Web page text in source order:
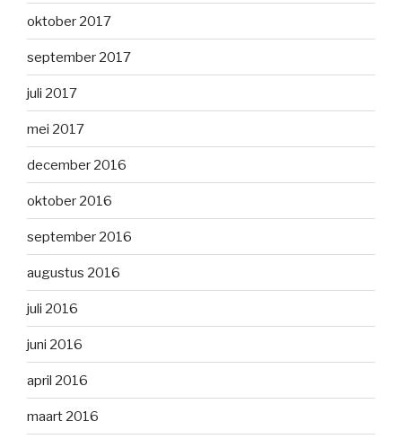
oktober 2017
september 2017
juli 2017
mei 2017
december 2016
oktober 2016
september 2016
augustus 2016
juli 2016
juni 2016
april 2016
maart 2016